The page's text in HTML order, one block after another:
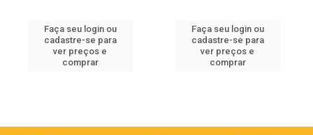
Faça seu login ou
cadastre-se para
ver preços e
comprar
Faça seu login ou
cadastre-se para
ver preços e
comprar